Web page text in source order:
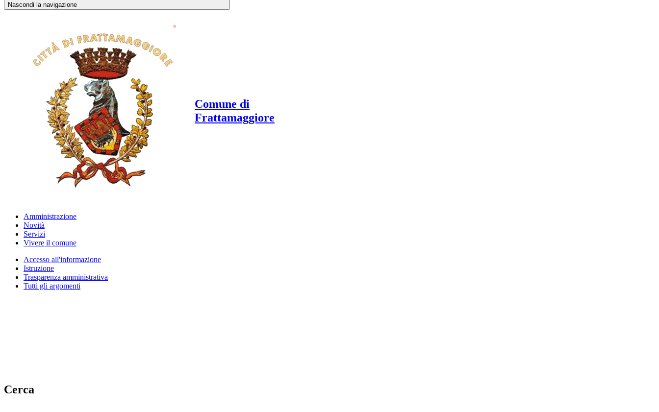
Nascondi la navigazione
Comune di
Frattamaggiore
Amministrazione
Novità
Servizi
Vivere il comune
Accesso all'informazione
Istruzione
Trasparenza amministrativa
Tutti gli argomenti
Cerca